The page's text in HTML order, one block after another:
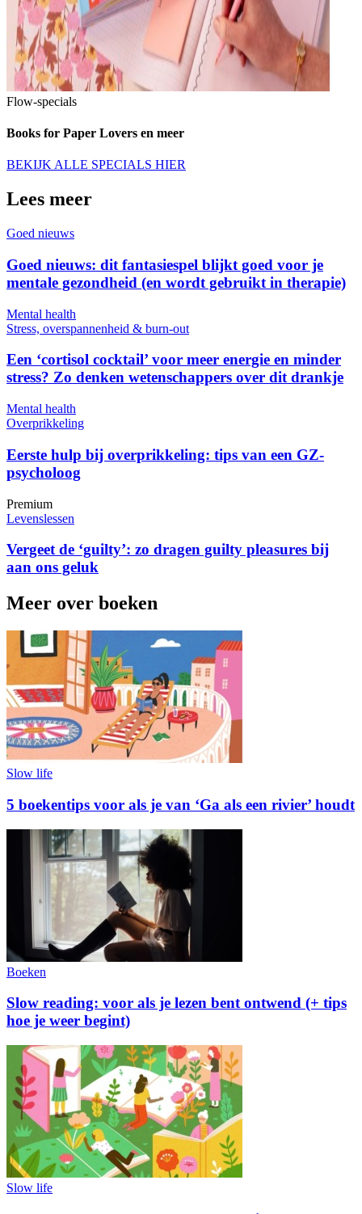
Flow-specials
Books for Paper Lovers en meer
BEKIJK ALLE SPECIALS HIER
Lees meer
Goed nieuws
Goed nieuws: dit fantasiespel blijkt goed voor je
mentale gezondheid (en wordt gebruikt in therapie)
Mental health
Stress, overspannenheid & burn-out
Een ‘cortisol cocktail’ voor meer energie en minder
stress? Zo denken wetenschappers over dit drankje
Mental health
Overprikkeling
Eerste hulp bij overprikkeling: tips van een GZ-
psycholoog
Premium
Levenslessen
Vergeet de ‘guilty’: zo dragen guilty pleasures bij
aan ons geluk
Meer over boeken
Slow life
5 boekentips voor als je van ‘Ga als een rivier’ houdt
Boeken
Slow reading: voor als je lezen bent ontwend (+ tips
hoe je weer begint)
Slow life